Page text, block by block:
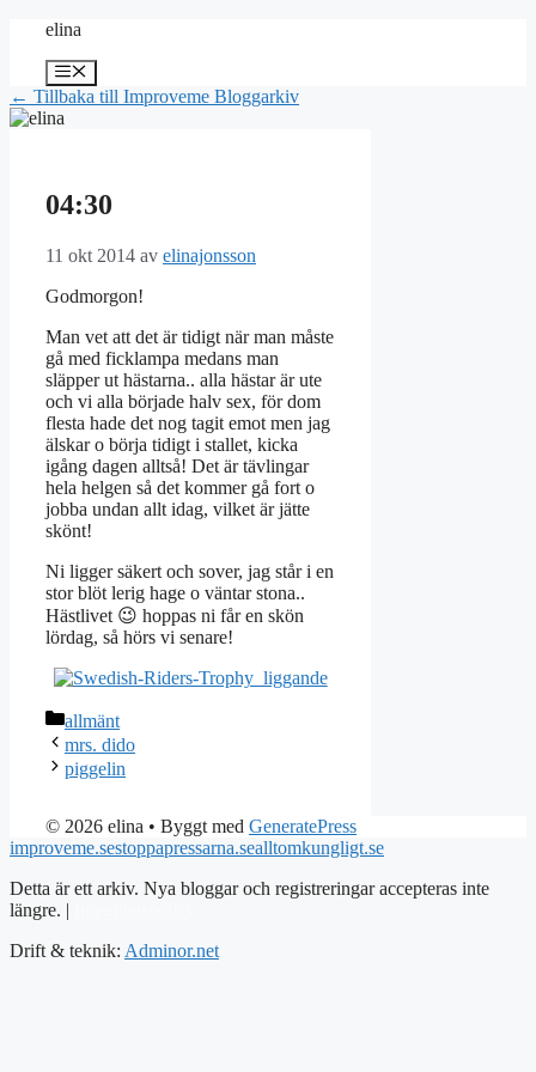
Hoppa
innehåll
elina
Meny
← Tillbaka till Improveme Bloggarkiv
04:30
11 okt 2014 av elinajonsson
Godmorgon!
Man vet att det är tidigt när man måste
gå med ficklampa medans man
släpper ut hästarna.. alla hästar är ute
och vi alla började halv sex, för dom
flesta hade det nog tagit emot men jag
älskar o börja tidigt i stallet, kicka
igång dagen alltså! Det är tävlingar
hela helgen så det kommer gå fort o
jobba undan allt idag, vilket är jätte
skönt!
Ni ligger säkert och sover, jag står i en
stor blöt lerig hage o väntar stona..
Hästlivet 😉 hoppas ni får en skön
lördag, så hörs vi senare!
Kategorier
allmänt
mrs. dido
piggelin
© 2026 elina • Byggt med GeneratePress
improveme.sestoppapressarna.sealltomkungligt.se
Detta är ett arkiv. Nya bloggar och registreringar accepteras inte
längre. |
Drift & teknik: Adminor.net